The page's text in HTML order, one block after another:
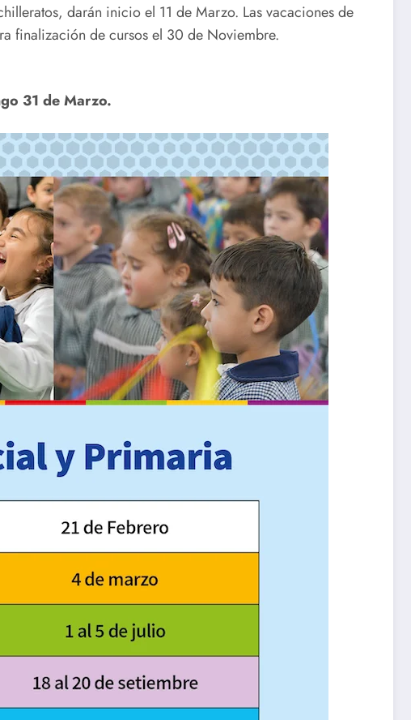
darán inicio el 11 de Marzo. Las vacaciones de
finalización de cursos el 30 de Noviembre.
31 de Marzo.